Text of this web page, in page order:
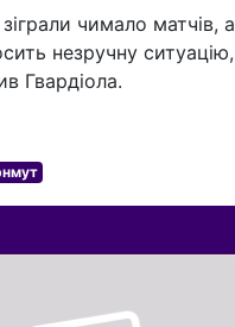
чимало матчів, а
незручну ситуацію,
Гвардіола.